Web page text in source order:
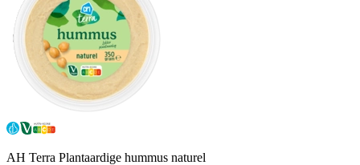
AH Terra Plantaardige hummus naturel